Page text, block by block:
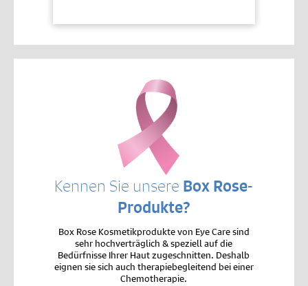
Kennen Sie unsere Box Rose-
Produkte?
Box Rose Kosmetikprodukte von Eye Care sind
sehr hochverträglich & speziell auf die
Bedürfnisse Ihrer Haut zugeschnitten. Deshalb
eignen sie sich auch therapiebegleitend bei einer
Chemotherapie.